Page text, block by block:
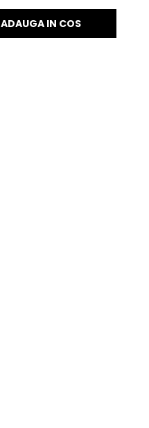
ADAUGA IN COS